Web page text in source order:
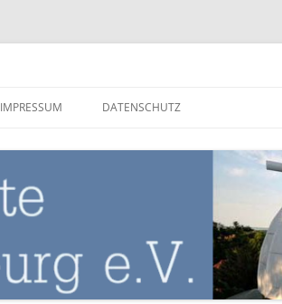
IMPRESSUM DATENSCHUTZ